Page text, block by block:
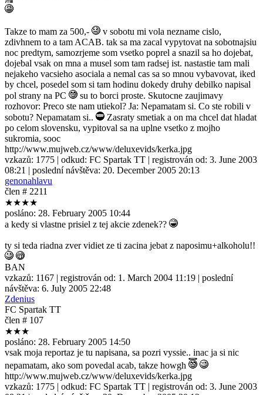
Takze to mam za 500,-
v sobotu mi vola nezname cislo,
zdivhnem to a tam ACAB. tak sa ma zacal vypytovat na sobotnajsiu
noc predtym, samozrjeme som vsetko poprel a snazil sa ho dojebat,
dojebal vsak on mna a musel som tam radsej ist. nastastie tam mali
nejakeho vacsieho asociala a nemal cas sa so mnou vybavovat, iked
by chcel, posedel som si tam hodinu dokedy druhy debilko napisal
pol strany na PC
su to borci proste. Skutocne zaujimavy
rozhovor: Preco ste nam utiekol? Ja: Nepamatam si. Co ste robili v
sobotu? Nepamatam si..
Zasraty smetiak a on ma chcel dat hladat
po celom slovensku, vypitoval sa na uplne vsetko z mojho
sukromia, sooc
http://www.mujweb.cz/www/deluxevids/kerka.jpg
vzkazů: 1775 | odkud: FC Spartak TT | registrován od: 3. June 2003
08:21 | poslední návštěva: 20. December 2005 20:13
genonahlavu
člen # 2211
★★★★
posláno: 28. February 2005 10:44
a kedy si vlastne prisiel z tej akcie zdenek??
ty si teda riadna zver vidiet ze ti zacina jebat z naposimu+alkoholu!!
BAN
vzkazů: 1167 | registrován od: 1. March 2004 11:19 | poslední
návštěva: 6. July 2005 22:48
Zdenius
FC Spartak TT
člen # 107
★★★
posláno: 28. February 2005 14:50
vsak moja reportaz je tu napisana, sa pozri vyssie.. inac ja si nic
nepamatam, ako som povedal acab, takze howgh
http://www.mujweb.cz/www/deluxevids/kerka.jpg
vzkazů: 1775 | odkud: FC Spartak TT | registrován od: 3. June 2003